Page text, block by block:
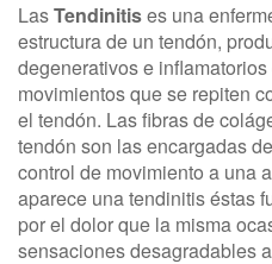
LasTendinitises una
estructura de un tendón,
degenerativos e
movimientos que se repiten
el tendón. Las fibras de
tendón son las encargadas
control de movimiento a una
aparece una tendinitis éstas
por el dolor que la misma
sensaciones desagradables